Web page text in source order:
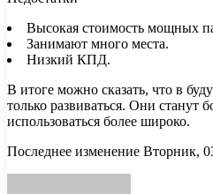
Высокая стоимость мощных
Занимают много места.
Низкий КПД.
В итоге можно сказать, что в
только развиваться. Они станут
использоваться более широко.
Последнее изменение Вторник,